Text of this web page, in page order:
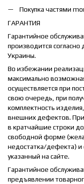
Покупка частями
ГАРАНТИЯ
Гарантийное
производится
Украины.
Во избежании
максимально
осуществляется при
свою очередь, при
комплектность
внешних дефектов. При
в кратчайшие строки
свободной форме
недостатка/дефекта) и
указанный на сайте.
Гарантийное
предъявлении